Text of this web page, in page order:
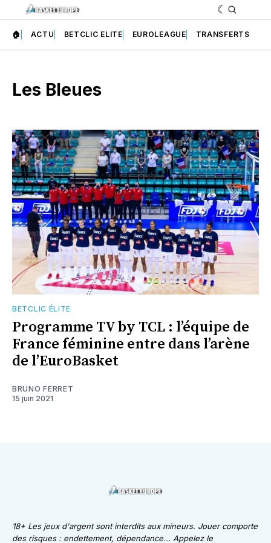
🏠 ACTU BETCLIC ELITE EUROLEAGUE TRANSFERTS
Les Bleues
BETCLIC ÉLITE
Programme TV by TCL : l’équipe de
France féminine entre dans l’arène
de l’EuroBasket
BRUNO FERRET
15 juin 2021
18+ Les jeux d'argent sont interdits aux mineurs. Jouer comporte
des risques : endettement, dépendance... Appelez le